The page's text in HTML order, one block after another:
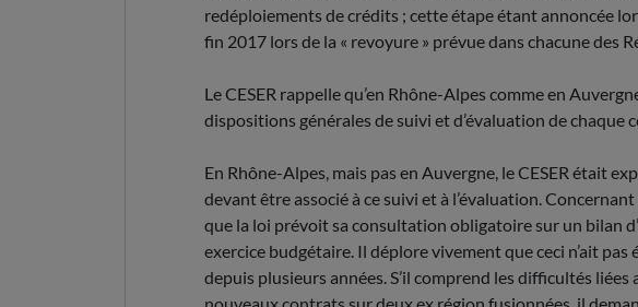
redéploiements de crédits ; cette étape étant annoncée
fin 2017 lors de la « revoyure » prévue dans chacune des
Le CESER rappelle qu’en Rhône-Alpes comme en
dispositions générales de suivi et d’évaluation de chaque
En Rhône-Alpes, mais pas en Auvergne, le CESER était
devant être associé à ce suivi et à l’évaluation.
que la loi prévoit sa consultation obligatoire sur un bilan
exercice budgétaire. Il déplore vivement que ceci n’ait pas
depuis plusieurs années. S’il comprend les difficultés liées